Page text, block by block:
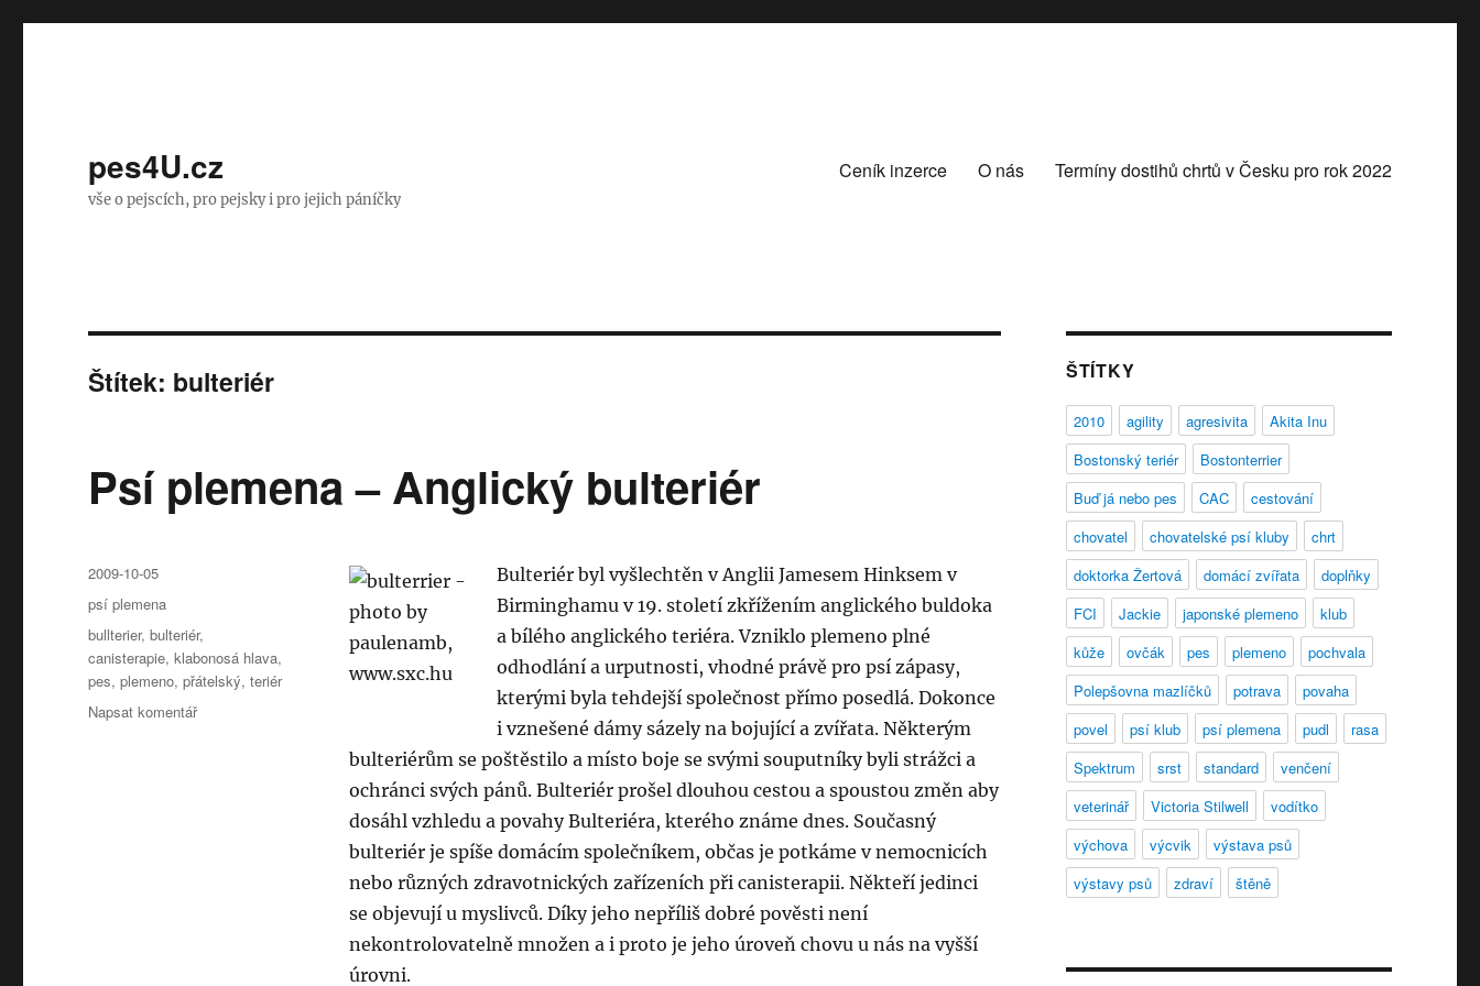
pes4U.cz
vše o pejscích, pro pejsky i pro jejich páníčky
Ceník inzerce O nás Termíny dostihů chrtů v Česku pro rok 2022
Štítek: bulteriér
Psí plemena – Anglický bulteriér
Bulteriér byl vyšlechtěn v Anglii Jamesem Hinksem v
Birminghamu v 19. století zkřížením anglického buldoka
a bílého anglického teriéra. Vzniklo plemeno plné
odhodlání a urputnosti, vhodné právě pro psí zápasy,
kterými byla tehdejší společnost přímo posedlá. Dokonce
i vznešené dámy sázely na bojující a zvířata. Některým
bulteriérům se poštěstilo a místo boje se svými souputníky byli strážci a
ochránci svých pánů. Bulteriér prošel dlouhou cestou a spoustou změn aby
dosáhl vzhledu a povahy Bulteriéra, kterého známe dnes. Současný
bulteriér je spíše domácím společníkem, občas je potkáme v nemocnicích
nebo různých zdravotnických zařízeních při canisterapii. Někteří jedinci
se objevují u myslivců. Díky jeho nepříliš dobré pověsti není
nekontrolovatelně množen a i proto je jeho úroveň chovu u nás na vyšší
úrovni.
Publikováno:
2009-10-05
Rubriky:
psí plemena
Štítky:
bullterier,bulteriér,
canisterapie,klabonosá hlava,
pes,plemeno,přátelský,teriér
Napsat komentářpro
ŠTÍTKY
2010 agility agresivita
Akita Inu
Bostonský teriér
Bostonterrier
Buď já nebo pes
CAC
cestování
chovatel
chovatelské psí kluby
chrt
doktorka Žertová
domácí zvířata
doplňky
FCI
Jackie japonské plemeno
klub
kůže
ovčák pes plemeno
pochvala
Polepšovna mazlíčků
potrava
povaha
povel
psí klub psí plemena pudl
rasa
Spektrum
srst standard
venčení
veterinář
Victoria Stilwell
vodítko
výchova
výcvik
výstava psů
výstavy psů
zdraví štěně